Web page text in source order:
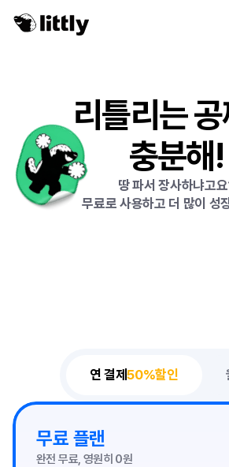
리틀리는
충분해!
땅 파서 장사하냐고
무료로 사용하고 더 많이 성
연 결제50%할인
무료 플랜
완전 무료, 영원히 0원